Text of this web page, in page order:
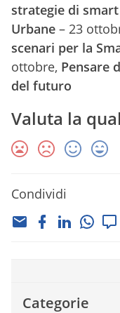
strategie di
Urbane – 23
scenari per la
ottobre, Pensare
del futuro
Valuta la
Condividi
Categorie